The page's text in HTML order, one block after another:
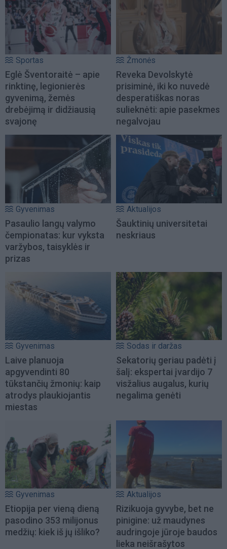
Sportas
Eglė Šventoraitė – apie
rinktinę, legionierės
gyvenimą, žemės
drebėjimą ir didžiausią
svajonę
Žmonės
Reveka Devolskytė
prisiminė, iki ko nuvedė
desperatiškas noras
sulieknėti: apie pasekmes
negalvojau
Gyvenimas
Pasaulio langų valymo
čempionatas: kur vyksta
varžybos, taisyklės ir
prizas
Aktualijos
Šauktinių universitetai
neskriaus
Gyvenimas
Laive planuoja
apgyvendinti 80
tūkstančių žmonių: kaip
atrodys plaukiojantis
miestas
Sodas ir daržas
Sekatorių geriau padėti į
šalį: ekspertai įvardijo 7
visžalius augalus, kurių
negalima genėti
Gyvenimas
Etiopija per vieną dieną
pasodino 353 milijonus
medžių: kiek iš jų išliko?
Aktualijos
Rizikuoja gyvybe, bet ne
pinigine: už maudynes
audringoje jūroje baudos
lieka neišrašytos